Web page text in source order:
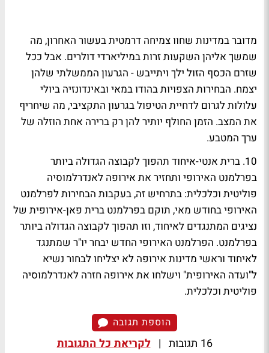
מדובר במדינות שחוו צמיחה דרמטית בעשור האחרון, מה
שמשך אליהן השקעות זרות במיליארדי דולרים. אבל ככל
שזרם הכסף הזול ילך ויתייבש - הגרעון הממשלתי שלהן
יצמח. הבחירות הצפויות בהודו במאי ובאינדונזיה ביולי
עלולות לגרום לדחיית הטיפול בגרעון התקציבי, מה שיחריף
את המצב. הזמן החולף יותיר להן רק ברירה אחת הוזלה של
ערך המטבע.
10. ברית אנטי-איחוד תהפוך לקבוצה הגדולה ביותר
בפרלמנט האירופי ותחזיר את אירופה לאנדרלמוסיה
פוליטית וכלכלית: בתרחיש זה, בעקבות הבחירות לפרלמנט
האירופי בחודש מאי, תוקם בפרלמנט ברית פאן-אירופית של
נציגים המתנגדים לאיחוד, וזו תהפוך לקבוצה הגדולה ביותר
בפרלמנט. הפרלמנט האירופי החדש יבחר יו"ר שמתנגד
לאיחוד וראשי מדינות אירופה לא יצליחו לבחור נשיא
ל"ועדה האירופית" וישלחו את אירופה חזרה לאנדרלמוסיה
פוליטית וכלכלית.
הוספת תגובה
16 תגובות | לקריאת כל התגובות